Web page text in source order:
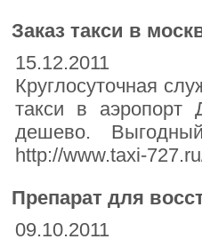
Заказ такси в
15.12.2011
Круглосуточная
такси в аэропорт
дешево.
http://www.taxi-
Препарат для
09.10.2011